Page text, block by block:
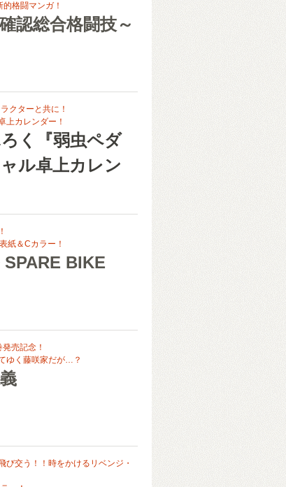
的格闘マンガ！
認総合格闘技～
クターと共に！
上カレンダー！
く『弱虫ペダ
ル卓上カレン
紙＆Cカラー！
BIKE
売記念！
ゆく藤咲家だが…？
び交う！！時をかけるリベンジ・